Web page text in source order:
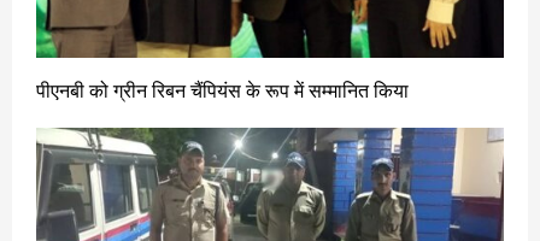
पीएनबी को ग्रीन रिबन चैंपियंस के रूप में सम्मानित किया